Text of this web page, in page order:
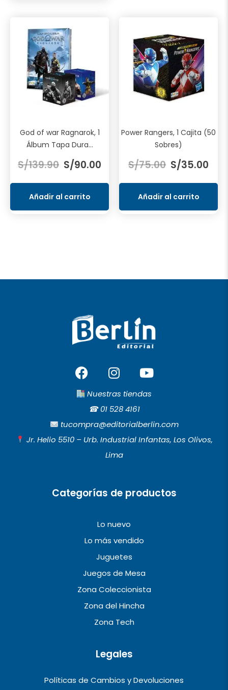
God of war Ragnarok, 1
Álbum Tapa Dura...
S/139.90 precio
original
era:
S/139.90.
S/90.00
actual
S/90.00.
Añadir al carrito
Power Rangers, 1 Cajita (50
Sobres)
S/75.00 precio
original
era:
S/75.00.
S/35.00
S/
Añadir al carrito
F
a
c
b
o
o
I
n
s
t
a
g
r
a
Y
o
u
u
b
e
Nuestras tiendas
☎︎01 528 4161
tucompra@editorialberlin.com
Jr. Helio 5510 – Urb. Industrial Infantas, Los Olivos,
Lima
Categorías de productos
Lo nuevo
Lo más vendido
Juguetes
Juegos de Mesa
Zona Coleccionista
Zona del Hincha
Zona Tech
Legales
Políticas de Cambios y Devoluciones